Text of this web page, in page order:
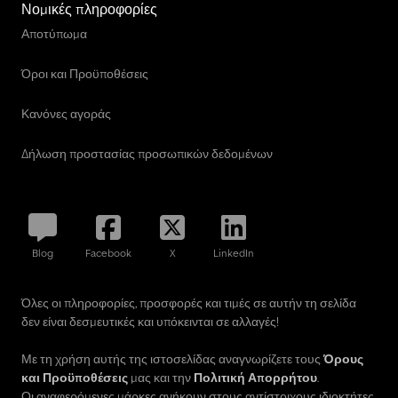
Νομικές πληροφορίες
Αποτύπωμα
Όροι και Προϋποθέσεις
Κανόνες αγοράς
Δήλωση προστασίας προσωπικών δεδομένων
Blog Facebook X LinkedIn
Όλες οι πληροφορίες, προσφορές και τιμές σε αυτήν τη σελίδα
δεν είναι δεσμευτικές και υπόκεινται σε αλλαγές!
Με τη χρήση αυτής της ιστοσελίδας αναγνωρίζετε τουςΌρους
και Προϋποθέσεις μας και την Πολιτική Απορρήτου.